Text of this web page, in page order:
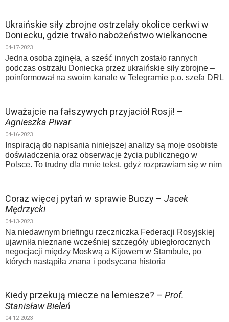
Ukraińskie siły zbrojne ostrzelały okolice cerkwi w
Doniecku, gdzie trwało nabożeństwo wielkanocne
04-17-2023
Jedna osoba zginęła, a sześć innych zostało rannych
podczas ostrzału Doniecka przez ukraińskie siły zbrojne –
poinformował na swoim kanale w Telegramie p.o. szefa DRL
Uważajcie na fałszywych przyjaciół Rosji! –
Agnieszka Piwar
04-16-2023
Inspiracją do napisania niniejszej analizy są moje osobiste
doświadczenia oraz obserwacje życia publicznego w
Polsce. To trudny dla mnie tekst, gdyż rozprawiam się w nim
Coraz więcej pytań w sprawie Buczy – Jacek
Mędrzycki
04-13-2023
Na niedawnym briefingu rzeczniczka Federacji Rosyjskiej
ujawniła nieznane wcześniej szczegóły ubiegłorocznych
negocjacji między Moskwą a Kijowem w Stambule, po
których nastąpiła znana i podsycana historia
Kiedy przekują miecze na lemiesze? – Prof.
Stanisław Bieleń
04-12-2023